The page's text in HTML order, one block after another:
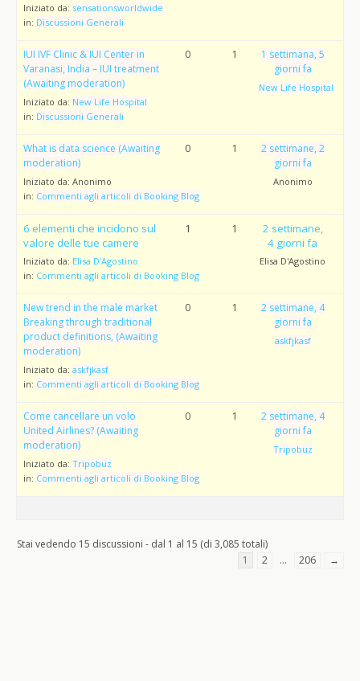
Iniziato da: sensationsworldwide
in: Discussioni Generali
IUI IVF Clinic & IUI Center in
Varanasi, India – IUI treatment
(Awaiting moderation)
Iniziato da: New Life Hospital
in: Discussioni Generali
0 1
1 settimana, 5
giorni fa
New Life Hospital
What is data science (Awaiting
moderation)
Iniziato da: Anonimo
in: Commenti agli articoli di Booking Blog
0 1
2 settimane, 2
giorni fa
Anonimo
6 elementi che incidono sul
valore delle tue camere
Iniziato da: Elisa D’Agostino
in: Commenti agli articoli di Booking Blog
1 1
2 settimane,
4 giorni fa
Elisa D'Agostino
New trend in the male market
Breaking through traditional
product definitions, (Awaiting
moderation)
Iniziato da: askfjkasf
in: Commenti agli articoli di Booking Blog
0 1
2 settimane, 4
giorni fa
askfjkasf
Come cancellare un volo
United Airlines? (Awaiting
moderation)
Iniziato da: Tripobuz
in: Commenti agli articoli di Booking Blog
0 1
2 settimane, 4
giorni fa
Tripobuz
Stai vedendo 15 discussioni - dal 1 al 15 (di 3,085 totali)
1
2 … 206 →